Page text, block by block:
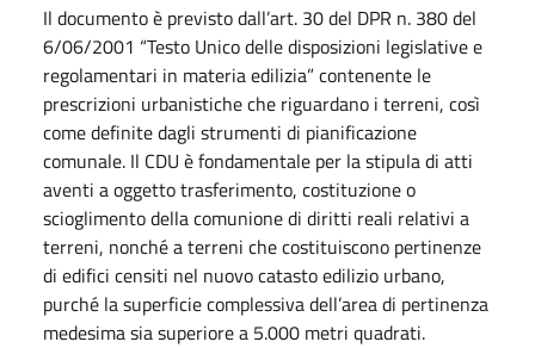
Il documento è previsto dall’art. 30 del DPR n. 380 del
6/06/2001 “Testo Unico delle disposizioni legislative e
regolamentari in materia edilizia” contenente le
prescrizioni urbanistiche che riguardano i terreni, così
come definite dagli strumenti di pianificazione
comunale. Il CDU è fondamentale per la stipula di atti
aventi a oggetto trasferimento, costituzione o
scioglimento della comunione di diritti reali relativi a
terreni, nonché a terreni che costituiscono pertinenze
di edifici censiti nel nuovo catasto edilizio urbano,
purché la superficie complessiva dell’area di pertinenza
medesima sia superiore a 5.000 metri quadrati.